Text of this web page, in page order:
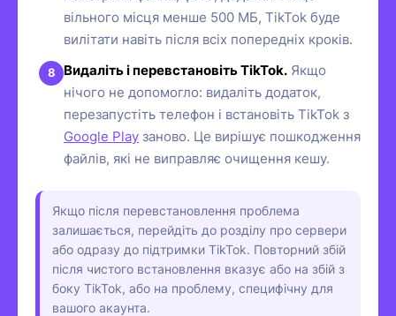
вільного місця менше 500 МБ, TikTok буде
вилітати навіть після всіх попередніх кроків.
Видаліть і перевстановіть TikTok. Якщо
нічого не допомогло: видаліть додаток,
перезапустіть телефон і встановіть TikTok з
Google Play заново. Це вирішує пошкодження
файлів, які не виправляє очищення кешу.
Якщо після перевстановлення проблема
залишається, перейдіть до розділу про сервери
або одразу до підтримки TikTok. Повторний збій
після чистого встановлення вказує або на збій з
боку TikTok, або на проблему, специфічну для
вашого акаунта.